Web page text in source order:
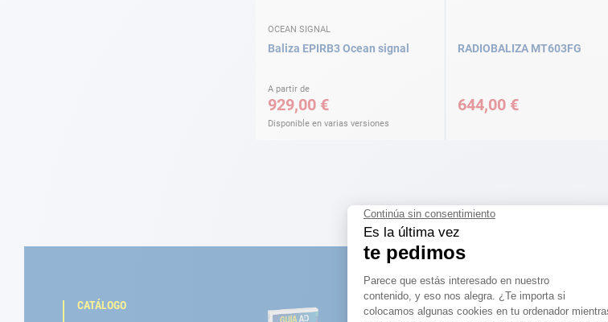
OCEAN SIGNAL
Baliza EPIRB3 Ocean signal
A partir de
929,00 €
Disponible en varias versiones
RADIOBALIZA MT603FG
644,00 €
CATÁLOGO ESPACIO FIDELIDAD